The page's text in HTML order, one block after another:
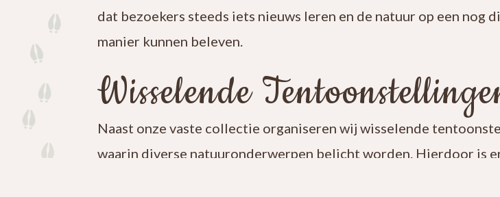
dat bezoekers steeds iets nieuws leren en de natuur op een nog
manier kunnen beleven.
Wisselende
Naast onze vaste collectie organiseren wij wisselende
waarin diverse natuuronderwerpen belicht worden. Hierdoor is